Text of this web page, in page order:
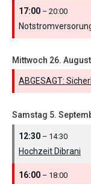
17:00 – 20:00
Mittwoch 26. August
ABGESAGT:
Samstag 5.
12:30 – 14:30
Hochzeit Dibrani
16:00 – 18:00